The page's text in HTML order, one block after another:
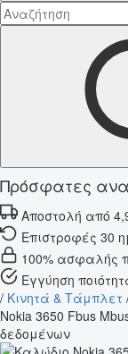
Πρόσφατες
Αποστολή από
Επιστροφές 30
100% ασφαλής
Εγγύηση
/ Κινητά & Τάμπλετ
Nokia 3650 Fbus
δεδομένων